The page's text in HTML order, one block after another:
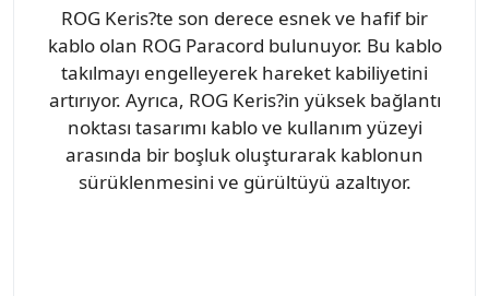
ROG Keris?te son derece esnek ve hafif bir
kablo olan ROG Paracord bulunuyor. Bu kablo
takılmayı engelleyerek hareket kabiliyetini
artırıyor. Ayrıca, ROG Keris?in yüksek bağlantı
noktası tasarımı kablo ve kullanım yüzeyi
arasında bir boşluk oluşturarak kablonun
sürüklenmesini ve gürültüyü azaltıyor.